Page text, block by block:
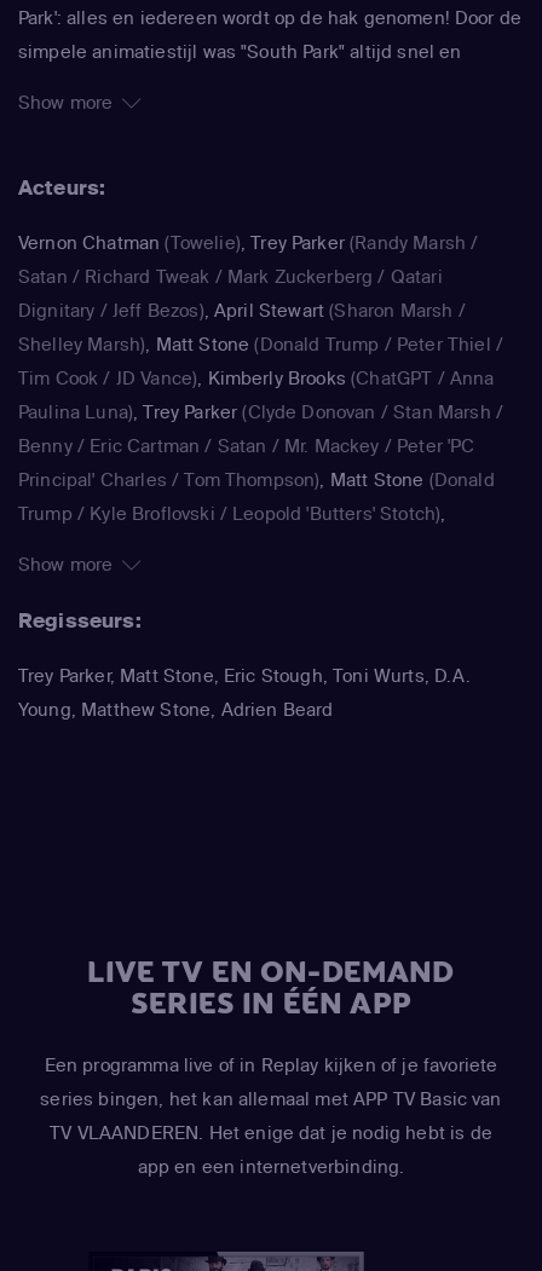
Park': alles en iedereen wordt op de hak genomen! Door de
simpele animatiestijl was "South Park" altijd snel en
afgewisseld door absurde verhaallijnen over gigantische
zelden ongeschonden vanaf, als zij in "South Park" worden
gepersifleerd. Zo doken Michael Jackson, Paris Hilton, Al
Gore en Kanye West al in South Park op, om er maar een
paar te noemen.
Show more
Acteurs:
Vernon Chatman (Towelie),Trey Parker(Randy Marsh /
Satan / Richard Tweak / Mark Zuckerberg / Qatari
Dignitary / Jeff Bezos),April Stewart (Sharon Marsh /
Shelley Marsh), Matt Stone (Donald Trump / Peter Thiel /
Tim Cook / JD Vance), Kimberly Brooks (ChatGPT / Anna
Paulina Luna),Trey Parker (Clyde Donovan / Stan Marsh /
Benny / Eric Cartman / Satan / Mr. Mackey / Peter 'PC
Principal' Charles / Tom Thompson), Matt Stone (Donald
Trump / Kyle Broflovski / Leopold 'Butters' Stotch),
Cartman / Randy Marsh / Harrison Yates / Pi Pi / Water
/ Butters Stotch / ManBearPig / Mr. Cusslor),April Stewart
(Liane Cartman / Sharon Marsh / Shelly Marsh)
(Yentl Cartman),Kimberly Brooks(Interviewer)
Show more
Regisseurs:
Trey Parker, Matt Stone, Eric Stough, Toni Wurts, D.A.
Young, Matthew Stone, Adrien Beard
LIVE TV EN ON-DEMAND
SERIES IN ÉÉN APP
Een programma live of in Replay kijken of je favoriete
series bingen, het kan allemaal met APP TV Basic van
TV VLAANDEREN. Het enige dat je nodig hebt is de
app en een internetverbinding.